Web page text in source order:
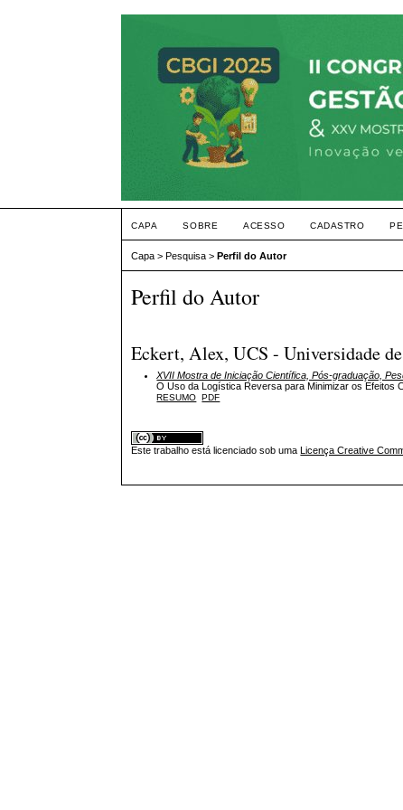
CAPA SOBRE ACESSO CADASTRO
Capa >Pesquisa >Perfil do Autor
Perfil do Autor
Eckert, Alex, UCS - Universidade
XVII Mostra de Iniciação Científica, Pós-graduação,
O Uso da Logística Reversa para Minimizar os Efeitos
RESUMO PDF
Este trabalho está licenciado sob uma Licença Creative